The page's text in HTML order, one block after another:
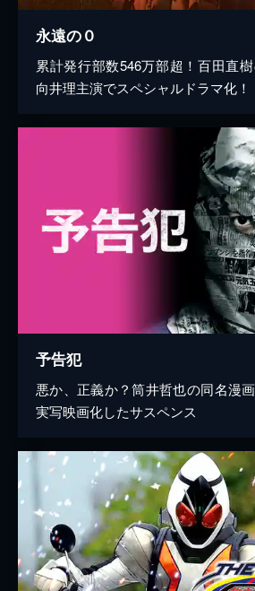
永遠の０
累計発行部数546万部超！百田直
向井理主演でスペシャルドラマ化！
予告犯
悪か、正義か？筒井哲也の同名漫
実写映画化したサスペンス